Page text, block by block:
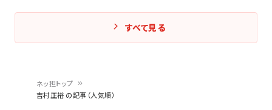
ネッ担トップ
吉村正裕 の記事（人気順）
すべて見る